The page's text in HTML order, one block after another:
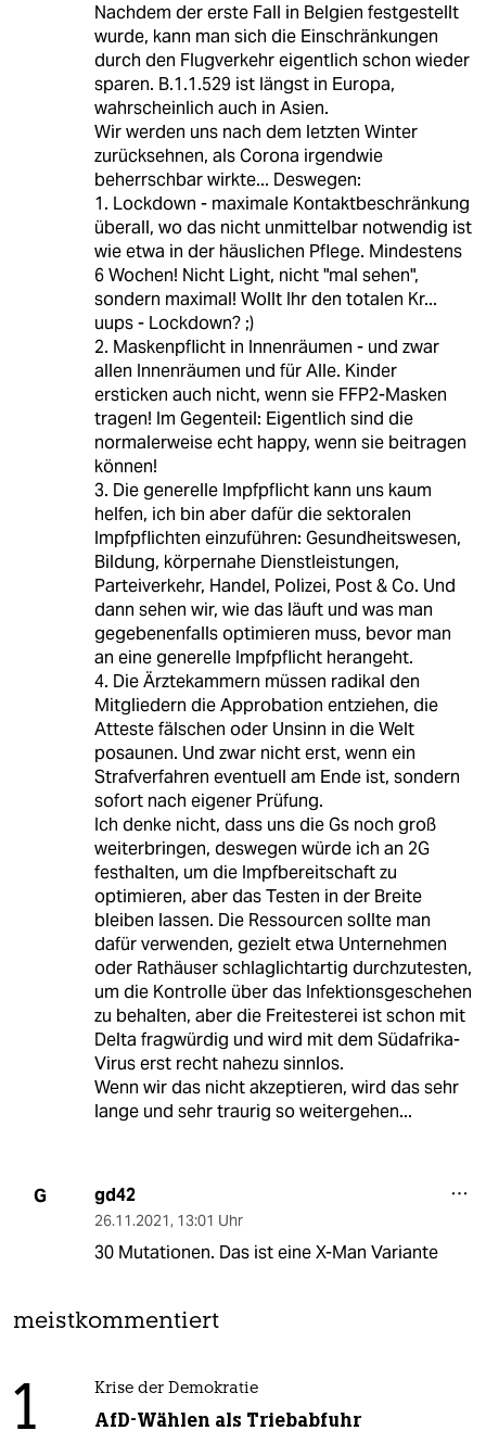
Nachdem der erste Fall in Belgien festgestellt
wurde, kann man sich die Einschränkungen
durch den Flugverkehr eigentlich schon wieder
sparen. B.1.1.529 ist längst in Europa,
wahrscheinlich auch in Asien.
Wir werden uns nach dem letzten Winter
zurücksehnen, als Corona irgendwie
beherrschbar wirkte... Deswegen:
1. Lockdown - maximale Kontaktbeschränkung
überall, wo das nicht unmittelbar notwendig ist
wie etwa in der häuslichen Pflege. Mindestens
6 Wochen! Nicht Light, nicht "mal sehen",
sondern maximal! Wollt Ihr den totalen Kr...
uups - Lockdown? ;)
2. Maskenpflicht in Innenräumen - und zwar
allen Innenräumen und für Alle. Kinder
ersticken auch nicht, wenn sie FFP2-Masken
tragen! Im Gegenteil: Eigentlich sind die
normalerweise echt happy, wenn sie beitragen
können!
3. Die generelle Impfpflicht kann uns kaum
helfen, ich bin aber dafür die sektoralen
Impfpflichten einzuführen: Gesundheitswesen,
Bildung, körpernahe Dienstleistungen,
Parteiverkehr, Handel, Polizei, Post & Co. Und
dann sehen wir, wie das läuft und was man
gegebenenfalls optimieren muss, bevor man
an eine generelle Impfpflicht herangeht.
4. Die Ärztekammern müssen radikal den
Mitgliedern die Approbation entziehen, die
Atteste fälschen oder Unsinn in die Welt
posaunen. Und zwar nicht erst, wenn ein
Strafverfahren eventuell am Ende ist, sondern
sofort nach eigener Prüfung.
Ich denke nicht, dass uns die Gs noch groß
weiterbringen, deswegen würde ich an 2G
festhalten, um die Impfbereitschaft zu
optimieren, aber das Testen in der Breite
bleiben lassen. Die Ressourcen sollte man
dafür verwenden, gezielt etwa Unternehmen
oder Rathäuser schlaglichtartig durchzutesten,
um die Kontrolle über das Infektionsgeschehen
zu behalten, aber die Freitesterei ist schon mit
Delta fragwürdig und wird mit dem Südafrika-
Virus erst recht nahezu sinnlos.
Wenn wir das nicht akzeptieren, wird das sehr
lange und sehr traurig so weitergehen...
G gd42
26.11.2021, 13:01 Uhr
30 Mutationen. Das ist eine X-Man Variante
meistkommentiert
1 Krise der Demokratie
AfD-Wählen als Triebabfuhr